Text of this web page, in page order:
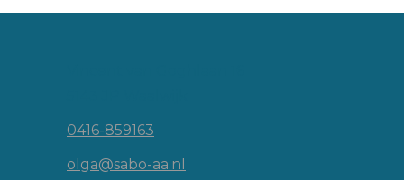
0416-859163
olga@sabo-aa.nl